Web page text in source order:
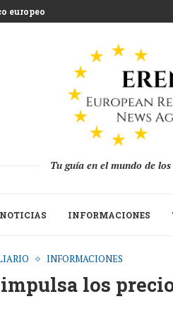
y desarrollo de espacios...
Tu guía en el mundo de
NOTICIAS INFORMACIONES
INFORMACIONES
los